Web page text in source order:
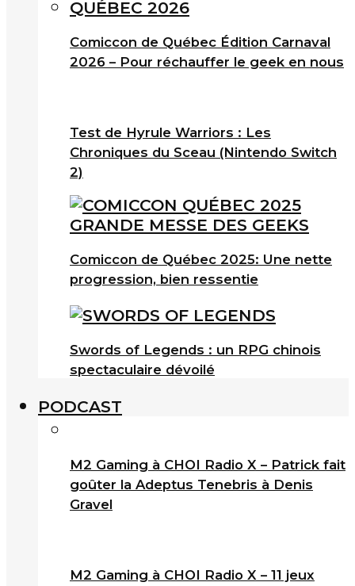
Comiccon de Québec Édition Carnaval
2026 – Pour réchauffer le geek en nous
Test de Hyrule Warriors : Les
Chroniques du Sceau (Nintendo Switch
2)
Comiccon de Québec 2025: Une nette
progression, bien ressentie
Swords of Legends : un RPG chinois
spectaculaire dévoilé
PODCAST
M2 Gaming à CHOI Radio X – Patrick fait
goûter la Adeptus Tenebris à Denis
Gravel
M2 Gaming à CHOI Radio X – 11 jeux